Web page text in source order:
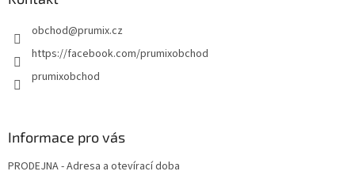
obchod@prumix.cz
https://facebook.com/prumixobchod
prumixobchod
Informace pro vás
PRODEJNA - Adresa a otevírací doba